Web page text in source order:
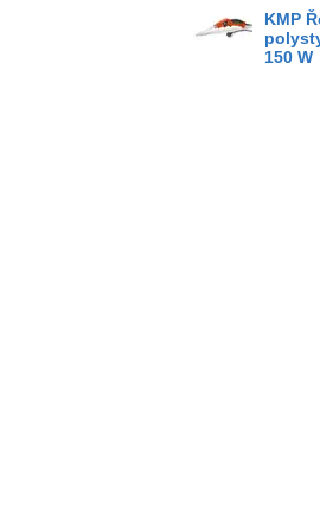
KMP
150 W